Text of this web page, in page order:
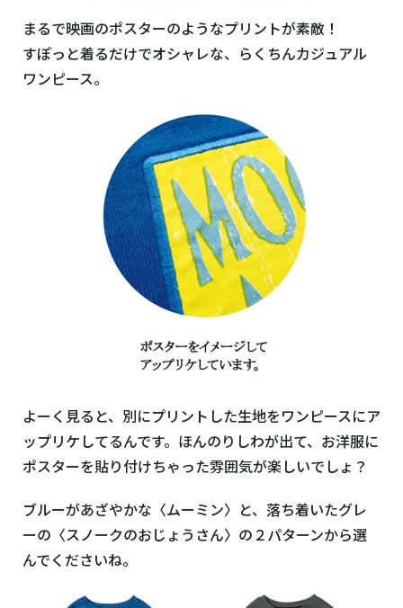
まるで映画のポスターのようなプリントが素敵！
すぽっと着るだけでオシャレな、らくちんカジュアル
ワンピース。
よーく見ると、別にプリントした生地をワンピースにア
ップリケしてるんです。ほんのりしわが出て、お洋服に
ポスターを貼り付けちゃった雰囲気が楽しいでしょ？
ブルーがあざやかな〈ムーミン〉と、落ち着いたグレ
ーの〈スノークのおじょうさん〉の２パターンから選
んでくださいね。